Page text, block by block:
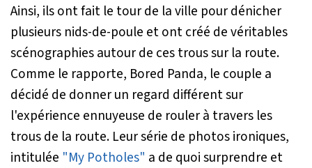
Ainsi, ils ont fait le tour de la ville pour dénicher
plusieurs nids-de-poule et ont créé de véritables
scénographies autour de ces trous sur la route.
Comme le rapporte, Bored Panda, le couple a
décidé de donner un regard différent sur
l'expérience ennuyeuse de rouler à travers les
trous de la route. Leur série de photos ironiques,
intitulée "My Potholes" a de quoi surprendre et